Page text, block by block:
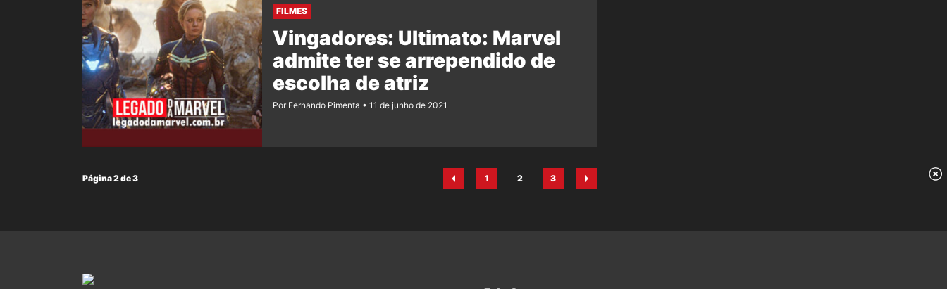
FILMES
Vingadores: Ultimato: Marvel
admite ter se arrependido de
escolha de atriz
Por Fernando Pimenta 11 de junho de 2021
Página 2 de 3
Página
1
Página
2
Página
3